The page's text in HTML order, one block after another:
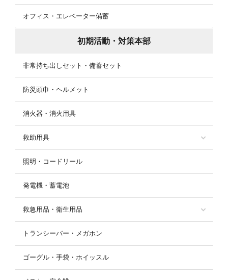
オフィス・エレベーター備蓄
初期活動・対策本部
非常持ち出しセット・備蓄セット
防災頭巾・ヘルメット
消火器・消火用具
救助用具
照明・コードリール
発電機・蓄電池
救急用品・衛生用品
トランシーバー・メガホン
ゴーグル・手袋・ホイッスル